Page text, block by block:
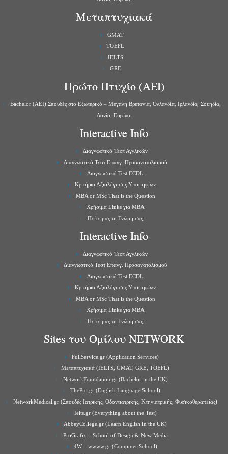
Μεταπτυχιακά
GMAT
TOEFL
IELTS
GRE
Πρώτο Πτυχίο (ΑΕΙ)
Bachelor (ΑΕΙ) Σπουδές στο Εξωτερικό – Μεγάλη Βρετανία, Ολλανδία, Ιρλανδία, Σουηδία,
Δανία, Ευρώπη
Interactive Info
Διαγνωστικό Τεστ Αγγλικών
Διαγνωστικό Τεστ Επαγγ. Προσανατολισμού
Διαγνωστικό Test ECDL
Κριτήρια Αξιολόγησης Υποψηφίων
MBA or MSc That is the Question
Χρήσιμα Links για ΜBA
Πείτε μας τη Γνώμη σας
Interactive Info
Διαγνωστικό Τεστ Αγγλικών
Διαγνωστικό Τεστ Επαγγ. Προσανατολισμού
Διαγνωστικό Test ECDL
Κριτήρια Αξιολόγησης Υποψηφίων
MBA or MSc That is the Question
Χρήσιμα Links για ΜBA
Πείτε μας τη Γνώμη σας
Sites του Ομίλου NETWORK
FullService.gr (Application Services)
Μεταπτυχιακά (IELTS, GMAT, GRE, TOEFL)
NetworkFoundation.gr (Bachelor in the UK)
ThePro.gr (English Language School)
NetworkMedical.gr (Σπουδές Ιατρικής, Οδοντιατρικής, Κτηνιατρικής, Φυσικοθεραπείας)
Ielts.gr (Everything about the Test)
AbbeyCollege.gr (Learn English in the UK)
ProGrafix – School of Design & New Media
4W – wwww.gr (Computer School)